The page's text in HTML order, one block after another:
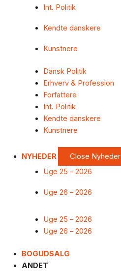
Int. Politik
Kendte danskere
Kunstnere
Dansk Politik
Erhverv & Profession
Forfattere
Int. Politik
Kendte danskere
Kunstnere
NYHEDER Close Nyheder
Uge 25 – 2026
Uge 26 – 2026
Uge 25 – 2026
Uge 26 – 2026
BOGUDSALG
ANDET